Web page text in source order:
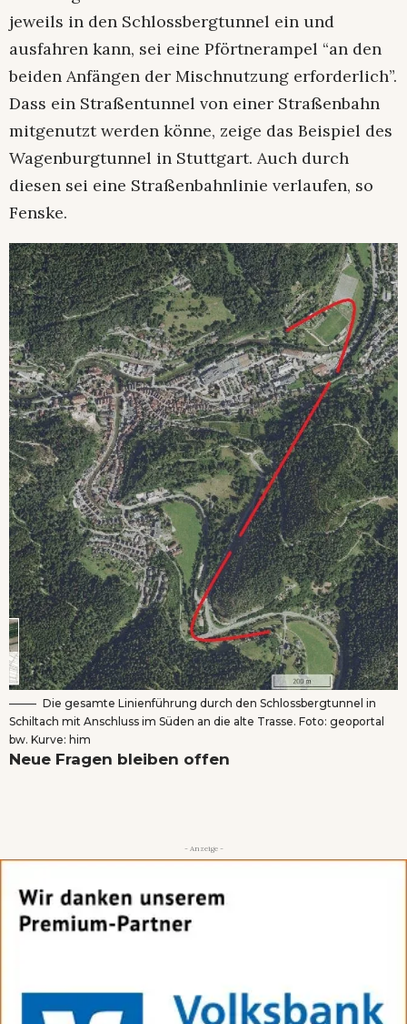
jeweils in den Schlossbergtunnel ein und
ausfahren kann, sei eine Pförtnerampel “an den
beiden Anfängen der Mischnutzung erforderlich”.
Dass ein Straßentunnel von einer Straßenbahn
mitgenutzt werden könne, zeige das Beispiel des
Wagenburgtunnel in Stuttgart. Auch durch
diesen sei eine Straßenbahnlinie verlaufen, so
Fenske.
Die gesamte Linienführung durch den Schlossbergtunnel in
Schiltach mit Anschluss im Süden an die alte Trasse. Foto: geoportal
bw. Kurve: him
Neue Fragen bleiben offen
- Anzeige -